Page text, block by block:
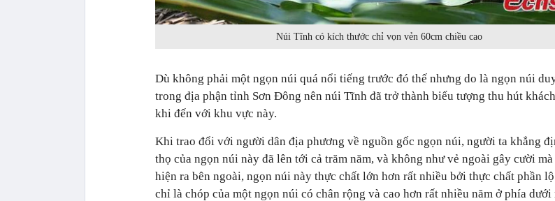
Núi Tĩnh có kích thước chỉ vọn vẻn 60cm chiều cao
Dù không phải một ngọn núi quá nổi tiếng trước đó thế nhưng do là ngọn núi
trong địa phận tỉnh Sơn Đông nên núi Tĩnh đã trở thành biểu tượng thu hút
khi đến với khu vực này.
Khi trao đổi với người dân địa phương về nguồn gốc ngọn núi, người ta khẳng
thọ của ngọn núi này đã lên tới cả trăm năm, và không như vẻ ngoài gây cười
hiện ra bên ngoài, ngọn núi này thực chất lớn hơn rất nhiều bởi thực chất phần
chỉ là chóp của một ngọn núi có chân rộng và cao hơn rất nhiều năm ở phía dưới